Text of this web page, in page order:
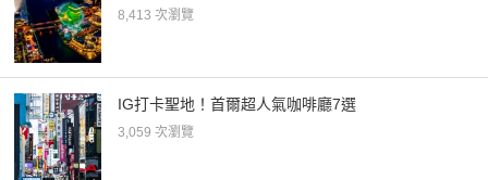
8,413 次瀏覽
IG打卡聖地！首爾超人氣咖啡廳7選
3,059 次瀏覽